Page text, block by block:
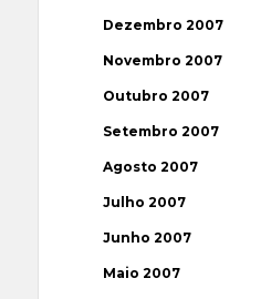
Dezembro 2007
Novembro 2007
Outubro 2007
Setembro 2007
Agosto 2007
Julho 2007
Junho 2007
Maio 2007